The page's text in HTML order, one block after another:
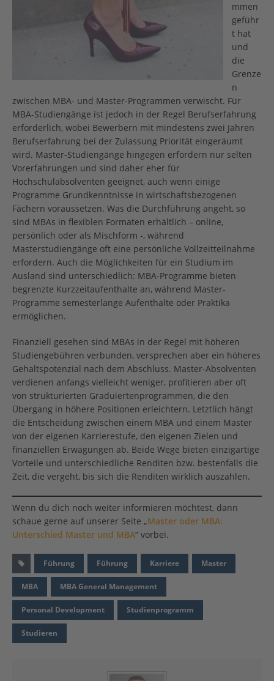
mmen
geführ
t hat
und
die
Grenze
n
zwischen MBA- und Master-Programmen verwischt. Für
MBA-Studiengänge ist jedoch in der Regel Berufserfahrung
erforderlich, wobei Bewerbern mit mindestens zwei Jahren
Berufserfahrung bei der Zulassung Priorität eingeräumt
wird. Master-Studiengänge hingegen erfordern nur selten
Vorerfahrungen und sind daher eher für
Hochschulabsolventen geeignet, auch wenn einige
Programme Grundkenntnisse in wirtschaftsbezogenen
Fächern voraussetzen. Was die Durchführung angeht, so
sind MBAs in flexiblen Formaten erhältlich – online,
persönlich oder als Mischform -, während
Masterstudiengänge oft eine persönliche Vollzeitteilnahme
erfordern. Auch die Möglichkeiten für ein Studium im
Ausland sind unterschiedlich: MBA-Programme bieten
begrenzte Kurzzeitaufenthalte an, während Master-
Programme semesterlange Aufenthalte oder Praktika
ermöglichen.
Finanziell gesehen sind MBAs in der Regel mit höheren
Studiengebühren verbunden, versprechen aber ein höheres
Gehaltspotenzial nach dem Abschluss. Master-Absolventen
verdienen anfangs vielleicht weniger, profitieren aber oft
von strukturierten Graduiertenprogrammen, die den
Übergang in höhere Positionen erleichtern. Letztlich hängt
die Entscheidung zwischen einem MBA und einem Master
von der eigenen Karrierestufe, den eigenen Zielen und
finanziellen Erwägungen ab. Beide Wege bieten einzigartige
Vorteile und unterschiedliche Renditen bzw. bestenfalls die
Zeit, die vergeht, bis sich die Renditen wirklich auszahlen.
Wenn du dich noch weiter informieren möchtest, dann
schaue gerne auf unserer Seite „Master oder MBA:
Unterschied Master und MBA“ vorbei.
Führung Führung Karriere Master
MBA MBA General Management
Personal Development Studienprogramm
Studieren